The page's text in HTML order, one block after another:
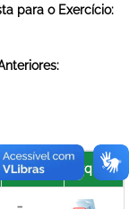
para o Exercício:
Link Arquivo